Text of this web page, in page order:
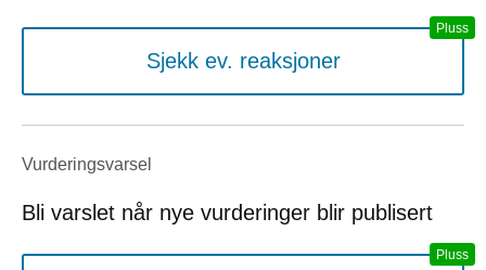
Sjekk ev. reaksjoner
Vurderings­varsel
Bli varslet når nye vurderinger blir publisert